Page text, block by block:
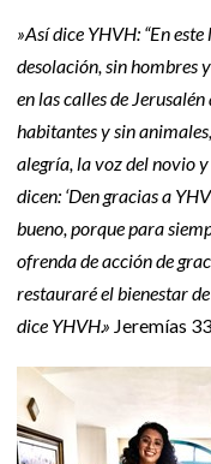
»Así dice YHVH: “En
desolación, sin hombres
en las calles de
habitantes y sin
alegría, la voz del novio
dicen: ‘Den gracias a
bueno, porque para
ofrenda de acción de
restauraré el bienestar
dice YHVH.» Jeremías